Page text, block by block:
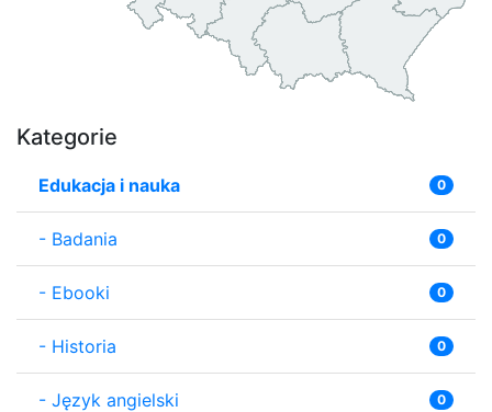
Kategorie
Edukacja i nauka 0
- Badania 0
- Ebooki 0
- Historia 0
- Język angielski 0